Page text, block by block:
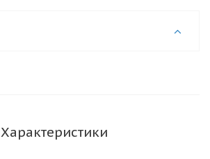
Характеристики